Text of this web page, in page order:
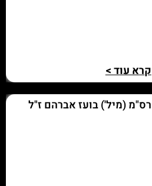
קרא עוד >
רס"מ (מיל') בועז אברהם ז"ל